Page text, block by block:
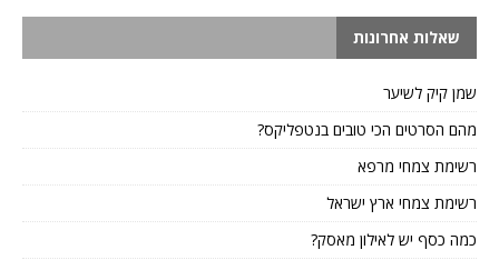
שאלות אחרונות
שמן קיק לשיער
מהם הסרטים הכי טובים בנטפליקס?
רשימת צמחי מרפא
רשימת צמחי ארץ ישראל
כמה כסף יש לאילון מאסק?